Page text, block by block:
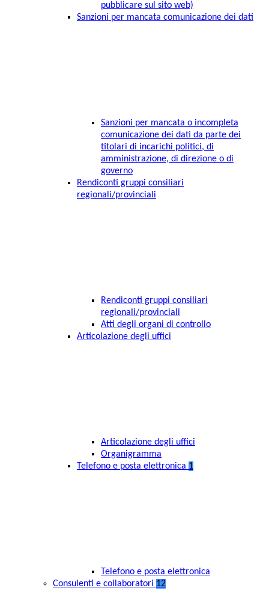
pubblicare sul sito web)
Sanzioni per mancata comunicazione dei dati
Sanzioni per mancata o incompleta
comunicazione dei dati da parte dei
titolari di incarichi politici, di
amministrazione, di direzione o di
governo
Rendiconti gruppi consiliari
regionali/provinciali
Rendiconti gruppi consiliari
regionali/provinciali
Atti degli organi di controllo
Articolazione degli uffici
Articolazione degli uffici
Organigramma
Telefono e posta elettronica 1
Telefono e posta elettronica
Consulenti e collaboratori 12